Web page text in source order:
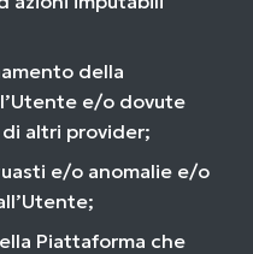
della
e/o dovute
altri provider;
e/o anomalie e/o
Piattaforma che